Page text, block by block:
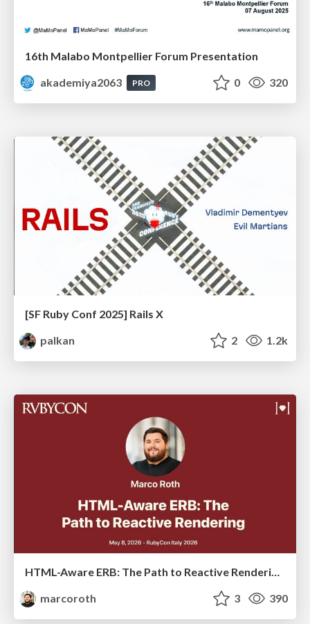
16th Malabo Montpellier Forum Presentation
akademiya2063
PRO 0 320
[SF Ruby Conf 2025] Rails X
palkan
2 1.2k
HTML-Aware ERB: The Path to Reactive Rendering @ RubyCon 2026, Rimini, Italy
marcoroth
3 390